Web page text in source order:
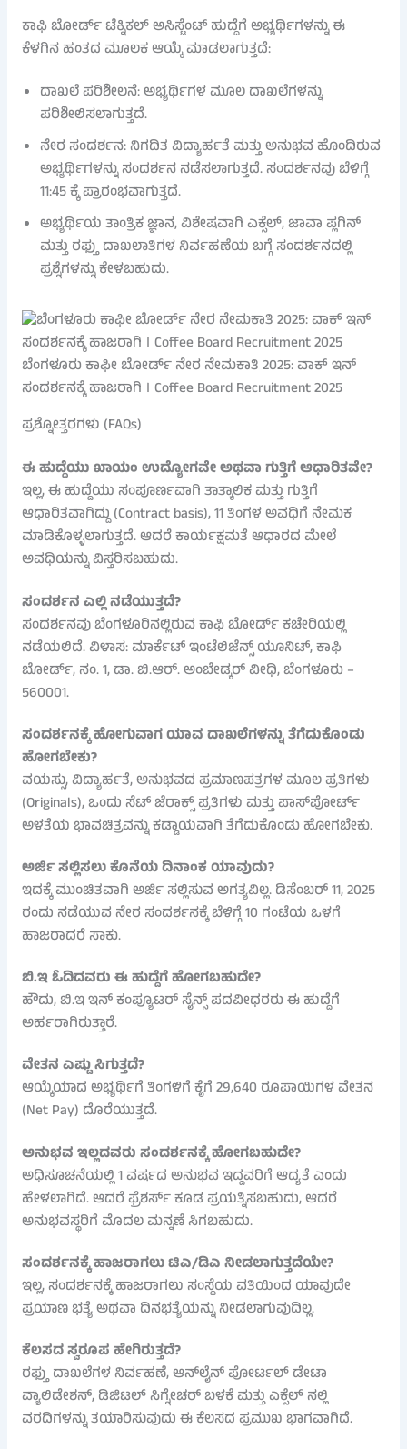
ಕಾಫಿ ಬೋರ್ಡ್ ಟೆಕ್ನಿಕಲ್ ಅಸಿಸ್ಟೆಂಟ್ ಹುದ್ದೆಗೆ ಅಭ್ಯರ್ಥಿಗಳನ್ನು ಈ
ಕೆಳಗಿನ ಹಂತದ ಮೂಲಕ ಆಯ್ಕೆ ಮಾಡಲಾಗುತ್ತದೆ:
ದಾಖಲೆ ಪರಿಶೀಲನೆ: ಅಭ್ಯರ್ಥಿಗಳ ಮೂಲ ದಾಖಲೆಗಳನ್ನು
ಪರಿಶೀಲಿಸಲಾಗುತ್ತದೆ.
ನೇರ ಸಂದರ್ಶನ: ನಿಗದಿತ ವಿದ್ಯಾರ್ಹತೆ ಮತ್ತು ಅನುಭವ ಹೊಂದಿರುವ
ಅಭ್ಯರ್ಥಿಗಳನ್ನು ಸಂದರ್ಶನ ನಡೆಸಲಾಗುತ್ತದೆ. ಸಂದರ್ಶನವು ಬೆಳಿಗ್ಗೆ
11:45 ಕ್ಕೆ ಪ್ರಾರಂಭವಾಗುತ್ತದೆ.
ಅಭ್ಯರ್ಥಿಯ ತಾಂತ್ರಿಕ ಜ್ಞಾನ, ವಿಶೇಷವಾಗಿ ಎಕ್ಸೆಲ್, ಜಾವಾ ಪ್ಲಗಿನ್
ಮತ್ತು ರಫ್ತು ದಾಖಲಾತಿಗಳ ನಿರ್ವಹಣೆಯ ಬಗ್ಗೆ ಸಂದರ್ಶನದಲ್ಲಿ
ಪ್ರಶ್ನೆಗಳನ್ನು ಕೇಳಬಹುದು.
ಬೆಂಗಳೂರು ಕಾಫೀ ಬೋರ್ಡ್ ನೇರ ನೇಮಕಾತಿ 2025: ವಾಕ್ ಇನ್
ಸಂದರ್ಶನಕ್ಕೆ ಹಾಜರಾಗಿ । Coffee Board Recruitment 2025
ಪ್ರಶ್ನೋತ್ತರಗಳು (FAQs)
ಈ ಹುದ್ದೆಯು ಖಾಯಂ ಉದ್ಯೋಗವೇ ಅಥವಾ ಗುತ್ತಿಗೆ ಆಧಾರಿತವೇ?
ಇಲ್ಲ, ಈ ಹುದ್ದೆಯು ಸಂಪೂರ್ಣವಾಗಿ ತಾತ್ಕಾಲಿಕ ಮತ್ತು ಗುತ್ತಿಗೆ
ಆಧಾರಿತವಾಗಿದ್ದು (Contract basis), 11 ತಿಂಗಳ ಅವಧಿಗೆ ನೇಮಕ
ಮಾಡಿಕೊಳ್ಳಲಾಗುತ್ತದೆ. ಆದರೆ ಕಾರ್ಯಕ್ಷಮತೆ ಆಧಾರದ ಮೇಲೆ
ಅವಧಿಯನ್ನು ವಿಸ್ತರಿಸಬಹುದು.
ಸಂದರ್ಶನ ಎಲ್ಲಿ ನಡೆಯುತ್ತದೆ?
ಸಂದರ್ಶನವು ಬೆಂಗಳೂರಿನಲ್ಲಿರುವ ಕಾಫಿ ಬೋರ್ಡ್ ಕಚೇರಿಯಲ್ಲಿ
ನಡೆಯಲಿದೆ. ವಿಳಾಸ: ಮಾರ್ಕೆಟ್ ಇಂಟೆಲಿಜೆನ್ಸ್ ಯೂನಿಟ್, ಕಾಫಿ
ಬೋರ್ಡ್, ನಂ. 1, ಡಾ. ಬಿ.ಆರ್. ಅಂಬೇಡ್ಕರ್ ವೀಧಿ, ಬೆಂಗಳೂರು –
560001.
ಸಂದರ್ಶನಕ್ಕೆ ಹೋಗುವಾಗ ಯಾವ ದಾಖಲೆಗಳನ್ನು ತೆಗೆದುಕೊಂಡು
ಹೋಗಬೇಕು?
ವಯಸ್ಸು, ವಿದ್ಯಾರ್ಹತೆ, ಅನುಭವದ ಪ್ರಮಾಣಪತ್ರಗಳ ಮೂಲ ಪ್ರತಿಗಳು
(Originals), ಒಂದು ಸೆಟ್ ಜೆರಾಕ್ಸ್ ಪ್ರತಿಗಳು ಮತ್ತು ಪಾಸ್‌ಪೋರ್ಟ್
ಅಳತೆಯ ಭಾವಚಿತ್ರವನ್ನು ಕಡ್ಡಾಯವಾಗಿ ತೆಗೆದುಕೊಂಡು ಹೋಗಬೇಕು.
ಅರ್ಜಿ ಸಲ್ಲಿಸಲು ಕೊನೆಯ ದಿನಾಂಕ ಯಾವುದು?
ಇದಕ್ಕೆ ಮುಂಚಿತವಾಗಿ ಅರ್ಜಿ ಸಲ್ಲಿಸುವ ಅಗತ್ಯವಿಲ್ಲ. ಡಿಸೆಂಬರ್ 11, 2025
ರಂದು ನಡೆಯುವ ನೇರ ಸಂದರ್ಶನಕ್ಕೆ ಬೆಳಿಗ್ಗೆ 10 ಗಂಟೆಯ ಒಳಗೆ
ಹಾಜರಾದರೆ ಸಾಕು.
ಬಿ.ಇ ಓದಿದವರು ಈ ಹುದ್ದೆಗೆ ಹೋಗಬಹುದೇ?
ಹೌದು, ಬಿ.ಇ ಇನ್ ಕಂಪ್ಯೂಟರ್ ಸೈನ್ಸ್ ಪದವೀಧರರು ಈ ಹುದ್ದೆಗೆ
ಅರ್ಹರಾಗಿರುತ್ತಾರೆ.
ವೇತನ ಎಷ್ಟು ಸಿಗುತ್ತದೆ?
ಆಯ್ಕೆಯಾದ ಅಭ್ಯರ್ಥಿಗೆ ತಿಂಗಳಿಗೆ ಕೈಗೆ 29,640 ರೂಪಾಯಿಗಳ ವೇತನ
(Net Pay) ದೊರೆಯುತ್ತದೆ.
ಅನುಭವ ಇಲ್ಲದವರು ಸಂದರ್ಶನಕ್ಕೆ ಹೋಗಬಹುದೇ?
ಅಧಿಸೂಚನೆಯಲ್ಲಿ 1 ವರ್ಷದ ಅನುಭವ ಇದ್ದವರಿಗೆ ಆದ್ಯತೆ ಎಂದು
ಹೇಳಲಾಗಿದೆ. ಆದರೆ ಫ್ರೆಶರ್ಸ್ ಕೂಡ ಪ್ರಯತ್ನಿಸಬಹುದು, ಆದರೆ
ಅನುಭವಸ್ಥರಿಗೆ ಮೊದಲ ಮನ್ನಣೆ ಸಿಗಬಹುದು.
ಸಂದರ್ಶನಕ್ಕೆ ಹಾಜರಾಗಲು ಟಿಎ/ಡಿಎ ನೀಡಲಾಗುತ್ತದೆಯೇ?
ಇಲ್ಲ, ಸಂದರ್ಶನಕ್ಕೆ ಹಾಜರಾಗಲು ಸಂಸ್ಥೆಯ ವತಿಯಿಂದ ಯಾವುದೇ
ಪ್ರಯಾಣ ಭತ್ಯೆ ಅಥವಾ ದಿನಭತ್ಯೆಯನ್ನು ನೀಡಲಾಗುವುದಿಲ್ಲ.
ಕೆಲಸದ ಸ್ವರೂಪ ಹೇಗಿರುತ್ತದೆ?
ರಫ್ತು ದಾಖಲೆಗಳ ನಿರ್ವಹಣೆ, ಆನ್‌ಲೈನ್ ಪೋರ್ಟಲ್ ಡೇಟಾ
ವ್ಯಾಲಿಡೇಶನ್, ಡಿಜಿಟಲ್ ಸಿಗ್ನೇಚರ್ ಬಳಕೆ ಮತ್ತು ಎಕ್ಸೆಲ್ ನಲ್ಲಿ
ವರದಿಗಳನ್ನು ತಯಾರಿಸುವುದು ಈ ಕೆಲಸದ ಪ್ರಮುಖ ಭಾಗವಾಗಿದೆ.